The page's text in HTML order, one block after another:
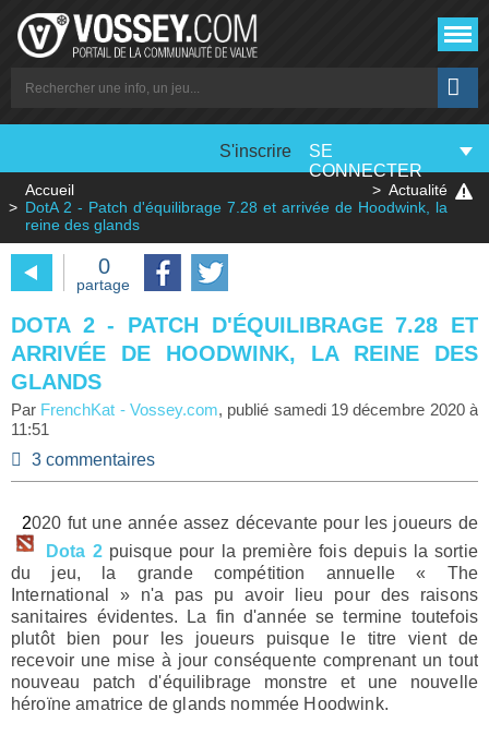
S'inscrire
SE
CONNECTER
Accueil
Actualité
DotA 2 - Patch d'équilibrage 7.28 et arrivée de Hoodwink, la
reine des glands
0
partage
DOTA 2 - PATCH D'ÉQUILIBRAGE 7.28 ET
ARRIVÉE DE HOODWINK, LA REINE DES
GLANDS
Par FrenchKat -Vossey.com, publié samedi 19 décembre 2020 à
11:51
3 commentaires
2020 fut une année assez décevante pour les joueurs de
Dota 2puisque pour la première fois depuis la sortie
du jeu, la grande compétition annuelle « The
International » n'a pas pu avoir lieu pour des raisons
sanitaires évidentes. La fin d'année se termine toutefois
plutôt bien pour les joueurs puisque le titre vient de
recevoir une mise à jour conséquente comprenant un tout
nouveau patch d'équilibrage monstre et une nouvelle
héroïne amatrice de glands nommée Hoodwink.